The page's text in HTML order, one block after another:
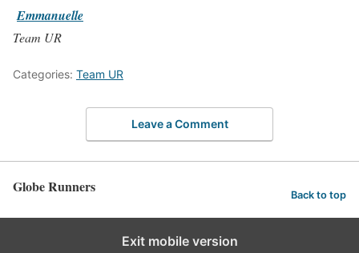
Emmanuelle
Team UR
Categories: Team UR
Leave a Comment
Globe Runners Back to top
Exit mobile version